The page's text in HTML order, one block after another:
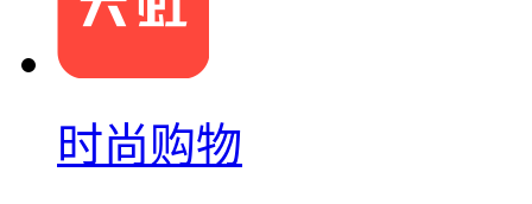
时尚购物